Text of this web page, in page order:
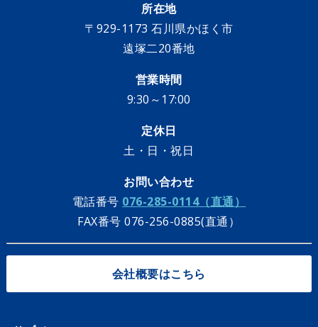
所在地
〒929-1173 石川県かほく市
遠塚二20番地
営業時間
9:30～17:00
定休日
土・日・祝日
お問い合わせ
電話番号 076-285-0114（直通）
FAX番号 076-256-0885(直通）
会社概要はこちら